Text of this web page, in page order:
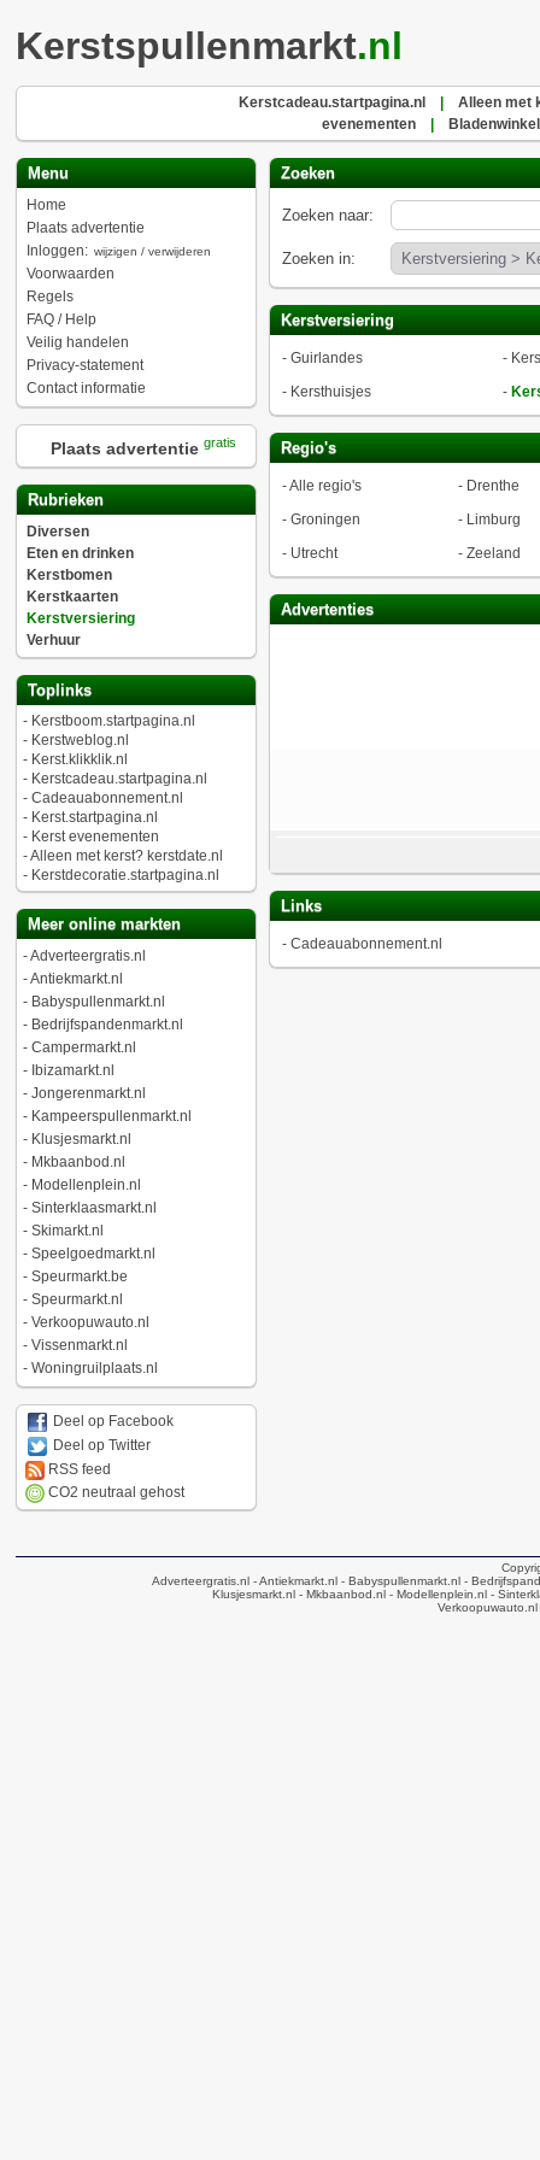
Kerstspullenmarkt.nl
Kerstcadeau.startpagina.nl
Alleen met
evenementen
Menu
Home
Plaats advertentie
Inloggen: wijzigen / verwijderen
Voorwaarden
Regels
FAQ / Help
Veilig handelen
Privacy-statement
Contact informatie
Plaats advertentie gratis
Rubrieken
Diversen
Eten en drinken
Kerstbomen
Kerstkaarten
Kerstversiering
Verhuur
Toplinks
- Kerstboom.startpagina.nl
- Kerstweblog.nl
- Kerst.klikklik.nl
- Kerstcadeau.startpagina.nl
- Cadeauabonnement.nl
- Kerst.startpagina.nl
- Kerst evenementen
-Alleen met kerst? kerstdate.nl
- Kerstdecoratie.startpagina.nl
Meer online markten
-Adverteergratis.nl
-Antiekmarkt.nl
- Babyspullenmarkt.nl
- Bedrijfspandenmarkt.nl
- Campermarkt.nl
- Ibizamarkt.nl
- Jongerenmarkt.nl
- Kampeerspullenmarkt.nl
- Klusjesmarkt.nl
- Mkbaanbod.nl
- Modellenplein.nl
- Sinterklaasmarkt.nl
- Skimarkt.nl
- Speelgoedmarkt.nl
- Speurmarkt.be
- Speurmarkt.nl
- Verkoopuwauto.nl
- Vissenmarkt.nl
- Woningruilplaats.nl
Deel op Facebook
Deel op Twitter
RSS feed
CO2 neutraal gehost
Zoeken
Zoeken naar:
Zoeken in:
Kerstversiering
- Guirlandes -
- Kersthuisjes -
Regio's
-Alle regio's - Drenthe
- Groningen - Limburg
- Utrecht - Zeeland
Advertenties
Links
- Cadeauabonnement.nl
Adverteergratis.nl - Antiekmarkt.nl - Babyspullenmarkt.nl -
Klusjesmarkt.nl- Mkbaanbod.nl- Modellenplein.nl-
Verkoopuwauto.nl